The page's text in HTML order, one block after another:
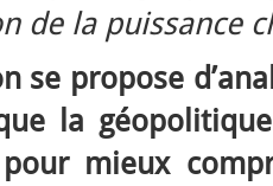
de la puissance
se propose
la
mieux